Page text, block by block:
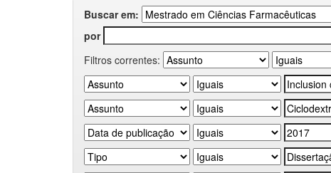
Buscar em:
por
Filtros correntes: